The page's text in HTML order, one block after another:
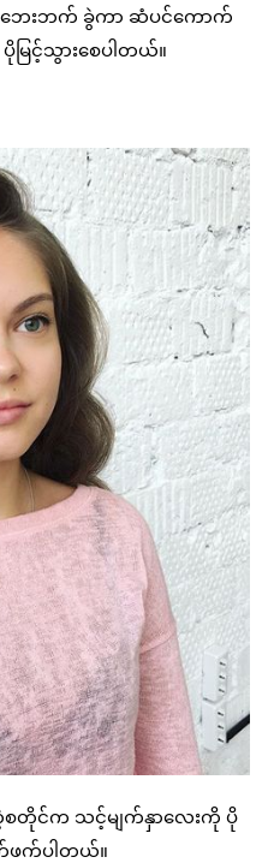
ေးဘက် ခွဲကာ ဆံပင်ကောက်
ြင့်သွားစေပါတယ်။
တိုင်က သင့်မျက်နှာလေးကို ပို
ဖက်ပါတယ်။